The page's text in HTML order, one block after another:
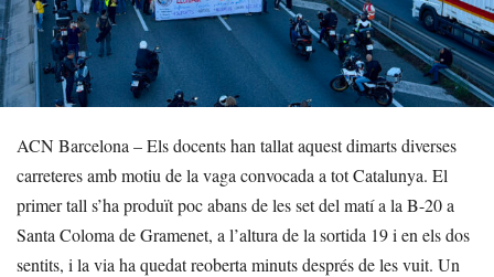
ACN Barcelona – Els docents han tallat aquest dimarts diverses
carreteres amb motiu de la vaga convocada a tot Catalunya. El
primer tall s’ha produït poc abans de les set del matí a la B-20 a
Santa Coloma de Gramenet, a l’altura de la sortida 19 i en els dos
sentits, i la via ha quedat reoberta minuts després de les vuit. Un